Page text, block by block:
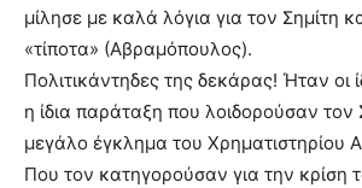
μίλησε με καλά λόγια για τον Σημίτη
«τίποτα» (Αβραμόπουλος).
Πολιτικάντηδες της δεκάρας! Ήταν οι
η ίδια παράταξη που λοιδορούσαν τον
μεγάλο έγκλημα του Χρηματιστηρίου
Που τον κατηγορούσαν για την κρίση